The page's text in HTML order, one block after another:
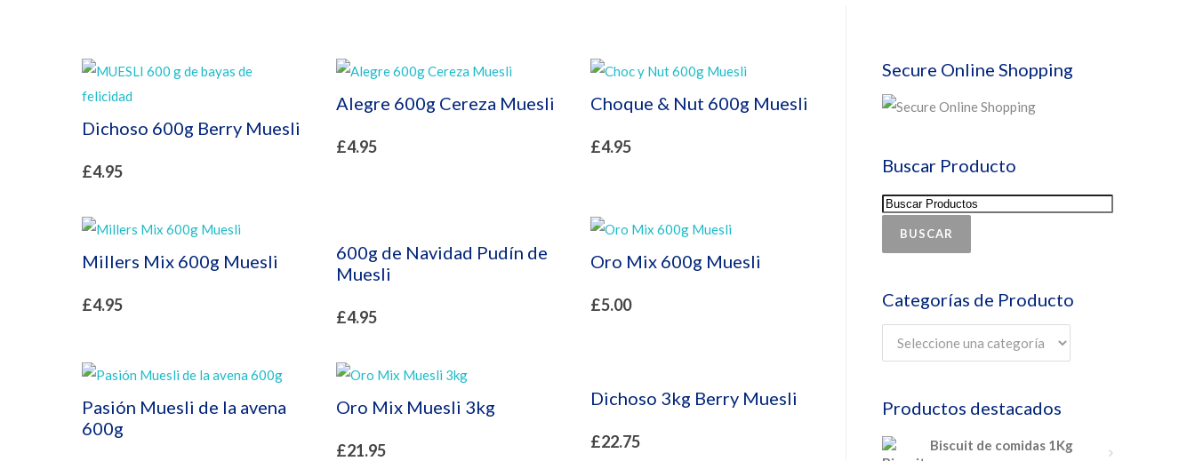
Dichoso 600g Berry Muesli
£4.95
Alegre 600g Cereza Muesli
£4.95
Choque & Nut 600g Muesli
£4.95
Millers Mix 600g Muesli
£4.95
600g de Navidad Pudín de
Muesli
£4.95
Oro Mix 600g Muesli
£5.00
Pasión Muesli de la avena
600g
Oro Mix Muesli 3kg
£21.95
Dichoso 3kg Berry Muesli
£22.75
Secure Online Shopping
Buscar Producto
BUSCAR
Categorías de Producto
Productos destacados
Biscuit de comidas 1Kg